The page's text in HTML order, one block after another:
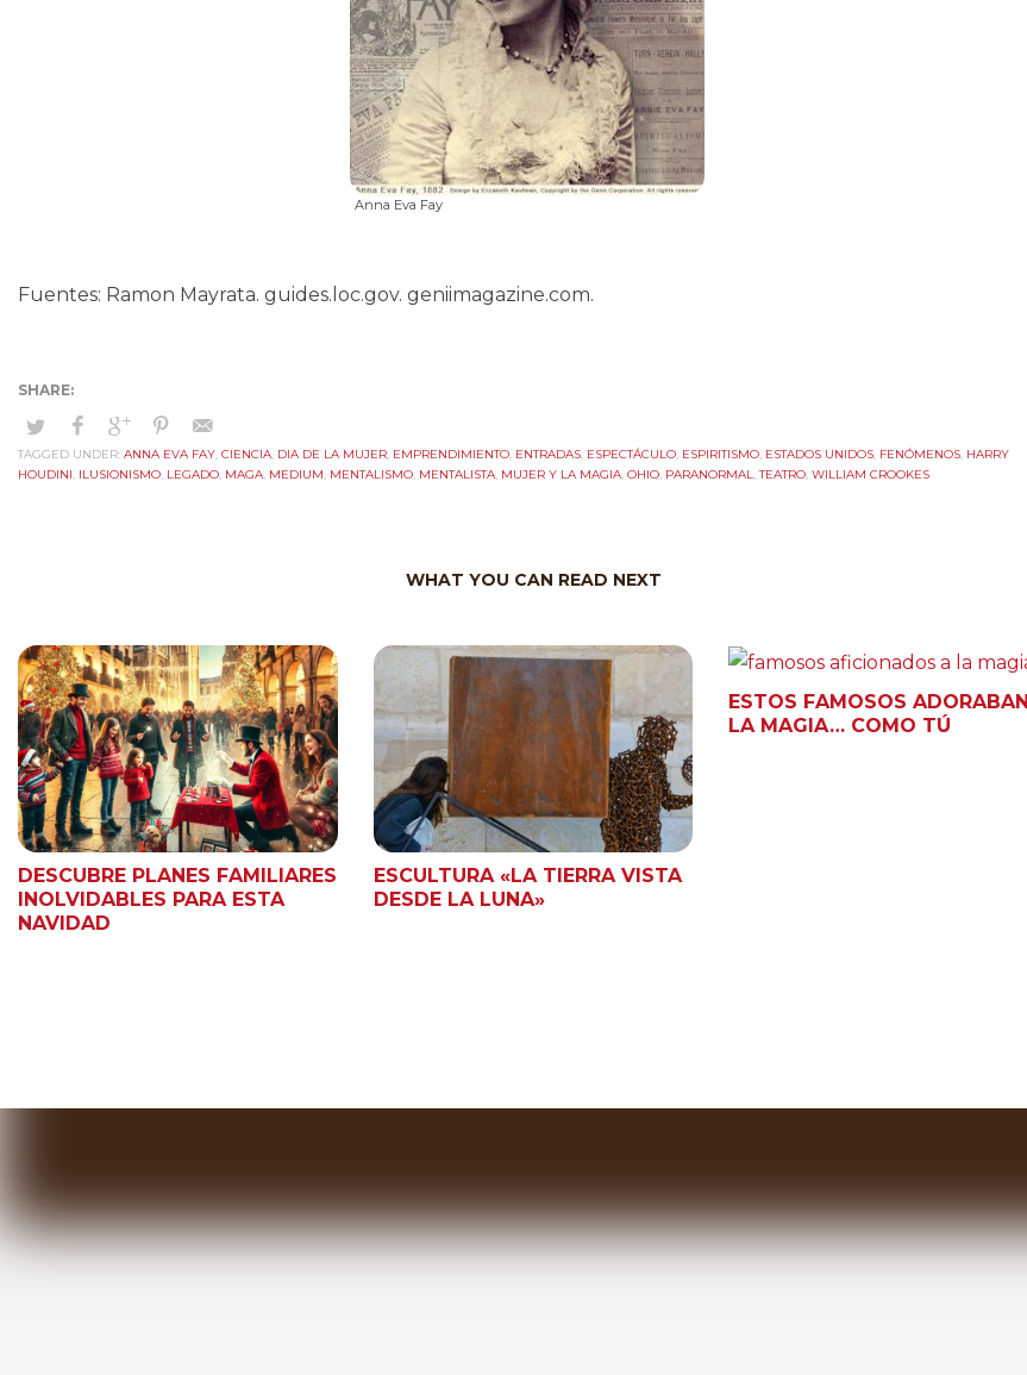
Anna Eva Fay
Fuentes: Ramon Mayrata. guides.loc.gov. geniimagazine.com.
TAGGED UNDER: ANNA EVA FAY, CIENCIA, DIA DE LA MUJER, EMPRENDIMIENTO, ENTRADAS, ESPECTÁCULO, ESPIRITISMO, ESTADOS UNIDOS, FENÓMENOS, HARRY
HOUDINI, ILUSIONISMO, LEGADO, MAGA, MEDIUM, MENTALISMO, MENTALISTA, MUJER Y LA MAGIA, OHIO, PARANORMAL,TEATRO, WILLIAM CROOKES
WHAT YOU CAN READ NEXT
DESCUBRE PLANES FAMILIARES
INOLVIDABLES PARA ESTA
NAVIDAD
ESCULTURA «LA TIERRA VISTA
DESDE LA LUNA»
ESTOS FAMOSOS ADORABAN
LA MAGIA… COMO TÚ